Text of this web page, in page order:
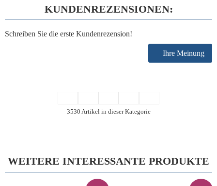
KUNDENREZENSIONEN:
Schreiben Sie die erste Kundenrezension!
Ihre Meinung
3530 Artikel in dieser Kategorie
WEITERE INTERESSANTE PRODUKTE